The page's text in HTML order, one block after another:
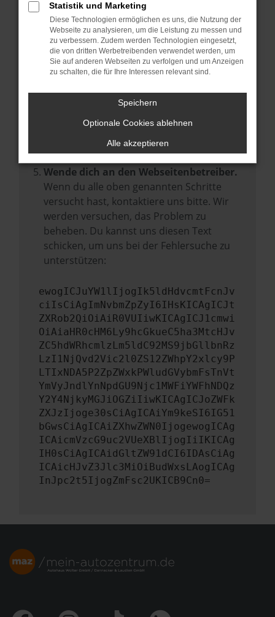
Starte dein Gerät neu.
Das kann manchmal helfen,
vorübergehende Probleme zu beheben.
Stelle sicher, dass dein Browser und dein
Betriebssystem auf dem neuesten Stand
sind.
Veraltete Software birgt nicht nur ein
Sicherheitsrisiko, sondern kann auch dazu
führen, dass bestimmte Funktionen nicht
mehr unterstützt werden.
Wende dich an den Webseitenbetreiber.
Wenn du alle oben genannten Schritte
versucht hast, kontaktiere uns bitte. Wir
werden versuchen, das Problem zu
beheben. Du kannst uns diesen Text
schicken, um uns bei der Fehlersuche zu
unterstützen:
ewogICJuYW1lIjogIk5ldHdvcmtFcnJv
ciIsCiAgImNvbmZpZyI6IHsKICAgICJt
ZXRob2QiOiAiR0VUIiwKICAgICJ1cmwi
OiAiaHR0cHM6Ly9hcGkueC5ha3MtcHJv
ZC5hdWRhcmlzLm5ldC92MS9jbGllbnRz
LzI1NjQvd2Vic2l0ZS12ZWhpY2xlcy9P
LTIxNDA5P2ZpZWxkPWludGVybmFsTnVt
YmVyJndlYnNpdGU9Njc1MWFiYWFhNDQz
Y2Y4NjkyMGJiOGZiIiwKICAgICJoZWFk
ZXJzIjoge30sCiAgICAiYm9keSI6IG51
bGwsCiAgICAiZXhwZWN0IjogewogICAg
ICAicmVzcG9uc2VUeXBlIjogIiIKICAg
IH0sCiAgICAidGltZW91dCI6IDAsCiAg
ICAicHJvZ3Jlc3MiOiBudWxsLAogICAg
InJpc2t5IjogZmFsc2UKICB9Cn0=
Statistik und Marketing
Diese Technologien ermöglichen es uns, die Nutzung der
Webseite zu analysieren, um die Leistung zu messen und
zu verbessern. Zudem werden Technologien eingesetzt,
die von dritten Werbetreibenden verwendet werden, um
Sie auf anderen Webseiten zu verfolgen und um Anzeigen
zu schalten, die für Ihre Interessen relevant sind.
Speichern
Optionale Cookies ablehnen
Alle akzeptieren